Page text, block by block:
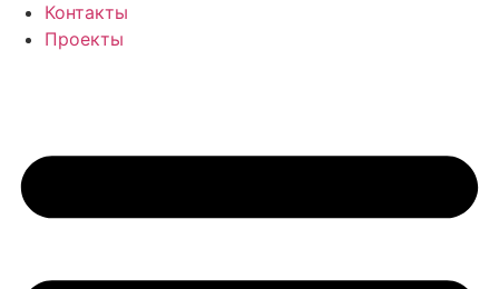
Контакты
Проекты